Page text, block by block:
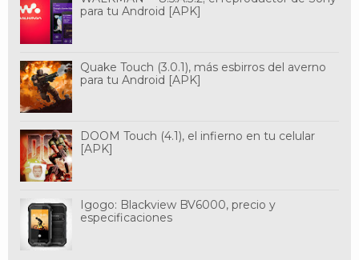
para tu Android [APK]
Quake Touch (3.0.1), más esbirros del averno
para tu Android [APK]
DOOM Touch (4.1), el infierno en tu celular
[APK]
Igogo: Blackview BV6000, precio y
especificaciones